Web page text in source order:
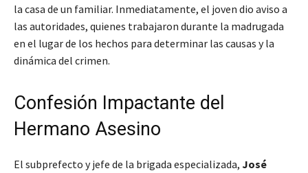
la casa de un familiar. Inmediatamente, el joven dio aviso a
las autoridades, quienes trabajaron durante la madrugada
en el lugar de los hechos para determinar las causas y la
dinámica del crimen.
Confesión Impactante del
Hermano Asesino
El subprefecto y jefe de la brigada especializada, José